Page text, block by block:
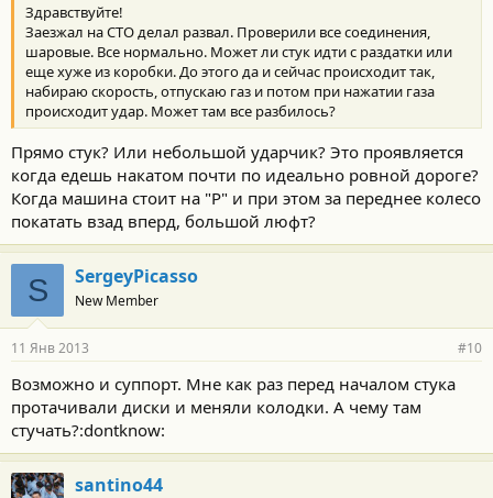
Здравствуйте!
Заезжал на СТО делал развал. Проверили все соединения,
шаровые. Все нормально. Может ли стук идти с раздатки или
еще хуже из коробки. До этого да и сейчас происходит так,
набираю скорость, отпускаю газ и потом при нажатии газа
происходит удар. Может там все разбилось?
Прямо стук? Или небольшой ударчик? Это проявляется
когда едешь накатом почти по идеально ровной дороге?
Когда машина стоит на "Р" и при этом за переднее колесо
покатать взад вперд, большой люфт?
S SergeyPicasso
New Member
11 Янв 2013 #10
Возможно и суппорт. Мне как раз перед началом стука
протачивали диски и меняли колодки. А чему там
стучать?:dontknow:
santino44